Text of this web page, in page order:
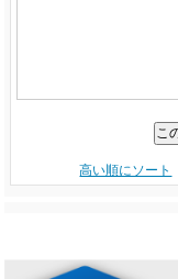
高い順にソート